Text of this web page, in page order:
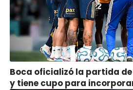
Boca oficializó la partida
y tiene cupo para